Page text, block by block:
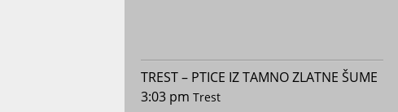
TREST – PTICE IZ TAMNO ZLATNE ŠUME
3:03 pm Trest